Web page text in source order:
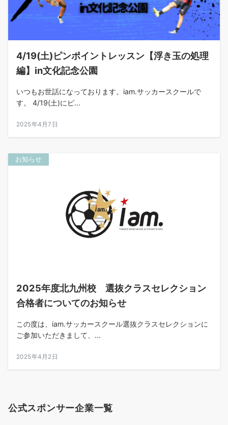
4/19(土)ピンポイントレッスン【浮き玉の処理
編】in文化記念公園
いつもお世話になっております。iam.サッカースクールで
す。 4/19(土)にピ...
2025年4月7日
お知らせ
2025年度北九州校 選抜クラスセレクション
合格者についてのお知らせ
この度は、iam.サッカースクール選抜クラスセレクションに
ご参加いただきまして、...
2025年4月2日
公式スポンサー企業一覧